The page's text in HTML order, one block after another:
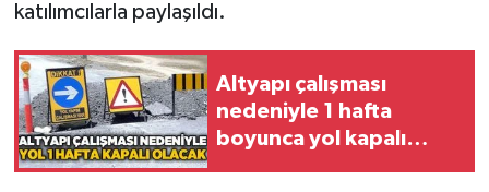
katılımcılarla paylaşıldı.
Altyapı çalışması
nedeniyle 1 hafta
boyunca yol kapalı
SİYASET
Spor